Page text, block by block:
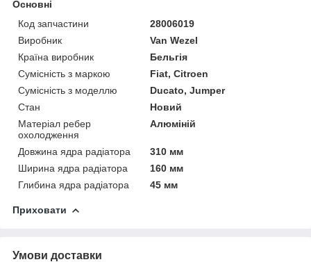
Основні
Код запчастини
28006019
Виробник
Van Wezel
Країна виробник
Бельгія
Сумісність з маркою
Fiat, Citroen
Сумісність з моделлю
Ducato, Jumper
Стан
Новий
Матеріал ребер
охолодження
Алюміній
Довжина ядра радіатора
310 мм
Ширина ядра радіатора
160 мм
Глибина ядра радіатора
45 мм
Приховати
Умови доставки